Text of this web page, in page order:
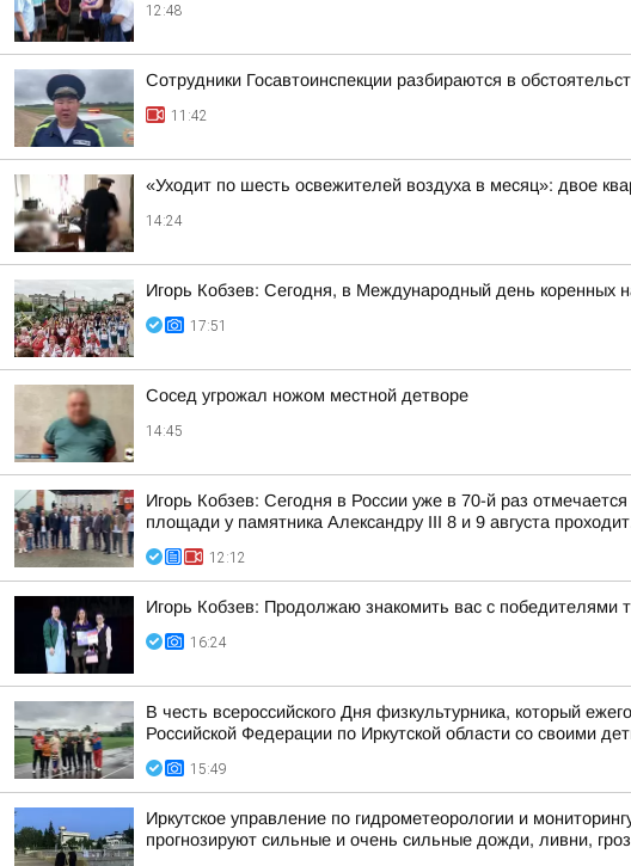
12:48
Сотрудники Госавтоинспекции разбираются в
11:42
«Уходит по шесть освежителей воздуха в месяц»: двое
14:24
Игорь Кобзев: Сегодня, в Международный день коренных
17:51
Сосед угрожал ножом местной детворе
14:45
Игорь Кобзев: Сегодня в России уже в 70-й раз
площади у памятника Александру III 8 и 9 августа
12:12
Игорь Кобзев: Продолжаю знакомить вас с победителями
16:24
В честь всероссийского Дня физкультурника, который
Российской Федерации по Иркутской области со своими
15:49
Иркутское управление по гидрометеорологии и
прогнозируют сильные и очень сильные дожди, ливни,